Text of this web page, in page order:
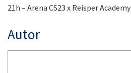
21h – Arena CS23 x Reisper Academy
Autor